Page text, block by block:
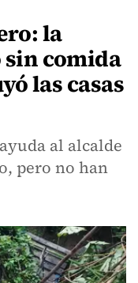
la
sin comida
las casas
al alcalde
pero no han